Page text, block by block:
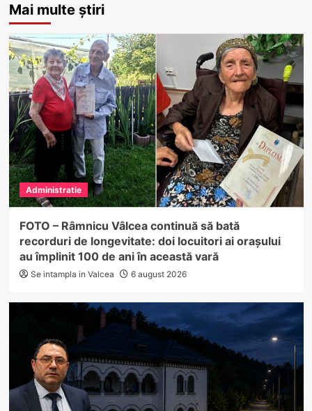
Mai multe știri
Administratie
FOTO – Râmnicu Vâlcea continuă să bată
recorduri de longevitate: doi locuitori ai orașului
au împlinit 100 de ani în această vară
Se intampla in Valcea 6 august 2026